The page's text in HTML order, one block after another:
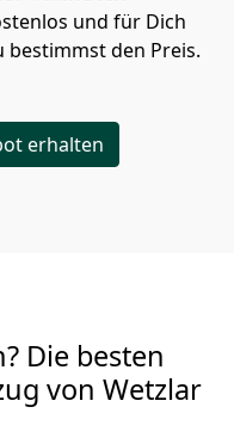
und für Dich
den Preis.
erhalten
Die besten
von Wetzlar